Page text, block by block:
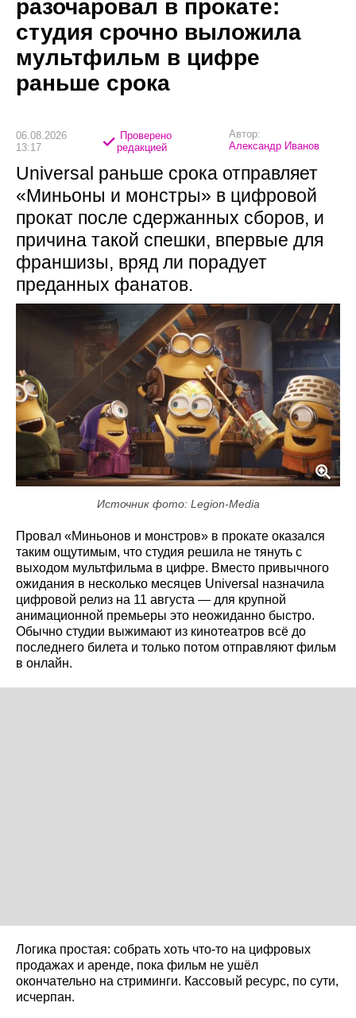
разочаровал в прокате:
студия срочно выложила
мультфильм в цифре
раньше срока
06.08.2026
13:17
Проверено
редакцией
Автор:
Александр Иванов
Universal раньше срока отправляет
«Миньоны и монстры» в цифровой
прокат после сдержанных сборов, и
причина такой спешки, впервые для
франшизы, вряд ли порадует
преданных фанатов.
Источник фото: Legion-Media
Провал «Миньонов и монстров» в прокате оказался
таким ощутимым, что студия решила не тянуть с
выходом мультфильма в цифре. Вместо привычного
ожидания в несколько месяцев Universal назначила
цифровой релиз на 11 августа — для крупной
анимационной премьеры это неожиданно быстро.
Обычно студии выжимают из кинотеатров всё до
последнего билета и только потом отправляют фильм
в онлайн.
Логика простая: собрать хоть что-то на цифровых
продажах и аренде, пока фильм не ушёл
окончательно на стриминги. Кассовый ресурс, по сути,
исчерпан.